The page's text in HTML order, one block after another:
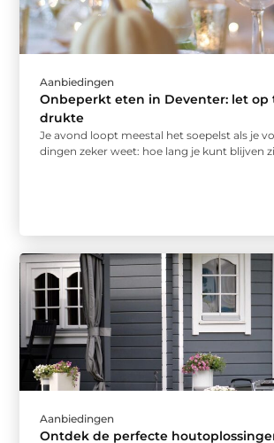
Aanbiedingen
Onbeperkt eten in Deventer: let op
drukte
Je avond loopt meestal het soepelst als je
dingen zeker weet: hoe lang je kunt blijven
Aanbiedingen
Ontdek de perfecte